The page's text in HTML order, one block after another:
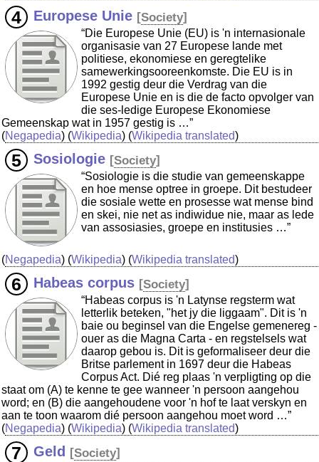
Europese Unie [Society]
“Die Europese Unie (EU) is 'n internasionale
organisasie van 27 Europese lande met
politiese, ekonomiese en geregtelike
samewerkingsooreenkomste. Die EU is in
1992 gestig deur die Verdrag van die
Europese Unie en is die de facto opvolger van
die ses-ledige Europese Ekonomiese
Gemeenskap wat in 1957 gestig is …”
(Negapedia) (Wikipedia) (Wikipedia translated)
Sosiologie [Society]
“Sosiologie is die studie van gemeenskappe
en hoe mense optree in groepe. Dit bestudeer
die sosiale wette en prosesse wat mense bind
en skei, nie net as indiwidue nie, maar as lede
van assosiasies, groepe en institusies …”
(Negapedia) (Wikipedia) (Wikipedia translated)
Habeas corpus [Society]
“Habeas corpus is 'n Latynse regsterm wat
letterlik beteken, "het jy die liggaam". Dit is 'n
baie ou beginsel van die Engelse gemenereg -
ouer as die Magna Carta - en regstelsels wat
daarop gebou is. Dit is geformaliseer deur die
Britse parlement in 1697 deur die Habeas
Corpus Act. Dié reg plaas 'n verpligting op die
staat om (A) te kenne te gee wanneer 'n persoon aangehou
word; en (B) die aangehoudene voor 'n hof te laat verskyn en
aan te toon waarom dié persoon aangehou moet word …”
(Negapedia) (Wikipedia) (Wikipedia translated)
Geld [Society]